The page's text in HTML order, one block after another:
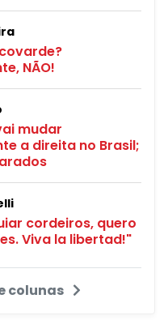
NÃO!
mudar
a direita no Brasil;
cordeiros, quero
Viva la libertad!"
colunas